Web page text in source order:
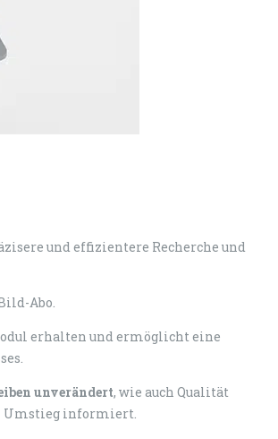
und effizientere Recherche und
Abo.
erhalten und ermöglicht eine
unverändert, wie auch Qualität
Umstieg informiert.